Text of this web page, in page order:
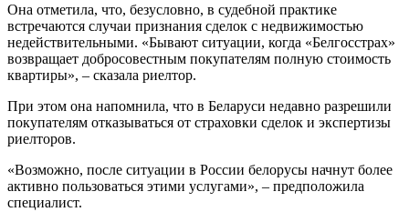
Она отметила, что, безусловно, в судебной практике
встречаются случаи признания сделок с недвижимостью
недействительными. «Бывают ситуации, когда «Белгосстрах»
возвращает добросовестным покупателям полную стоимость
квартиры», – сказала риелтор.
При этом она напомнила, что в Беларуси недавно разрешили
покупателям отказываться от страховки сделок и экспертизы
риелторов.
«Возможно, после ситуации в России белорусы начнут более
активно пользоваться этими услугами», – предположила
специалист.